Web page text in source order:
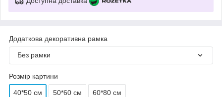
Додаткова декоративна рамка
Без рамки
Розмір картини
40*50 см 50*60 см 60*80 см